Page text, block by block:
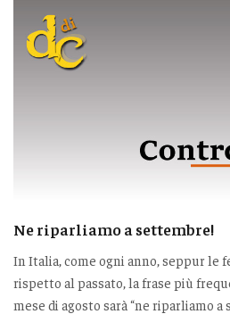
Ne riparliamo a settembre!
In Italia, come ogni anno, seppur le
rispetto al passato, la frase più
mese di agosto sarà “ne riparliamo